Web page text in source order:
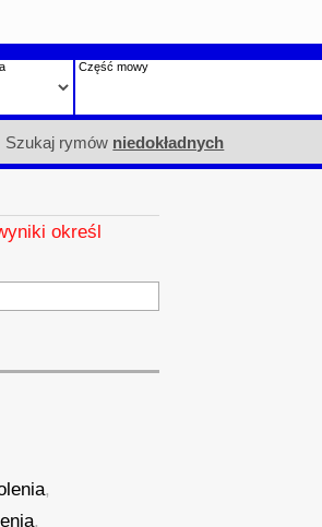
Część mowy
Szukaj rymów niedokładnych
określ
,
,